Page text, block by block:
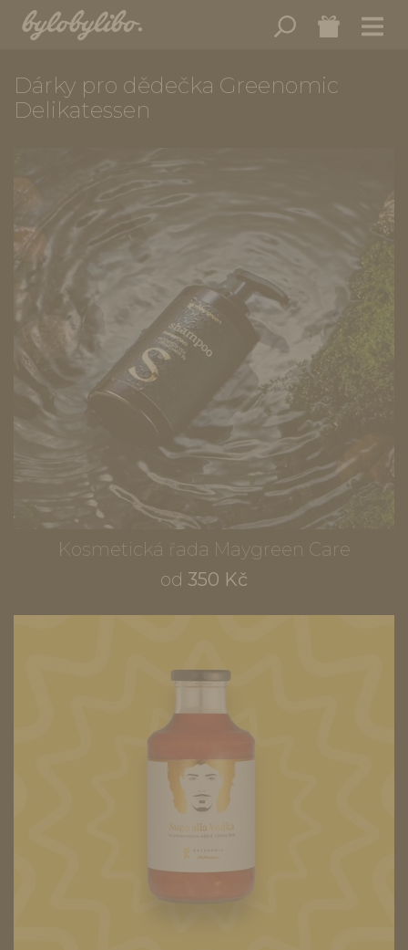
Dárky pro dědečka Greenomic
Delikatessen
Kosmetická řada Maygreen Care
od 350 Kč